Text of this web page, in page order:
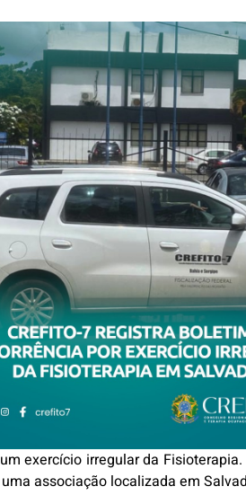
exercício irregular da
associação localizada em